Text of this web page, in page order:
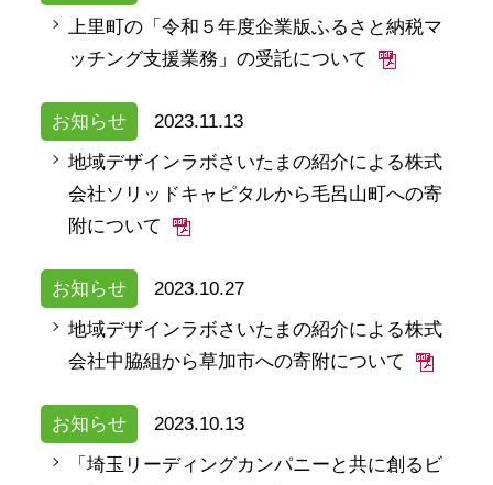
上里町の「令和５年度企業版ふるさと納税マ
ッチング支援業務」の受託について
お知らせ
2023.11.13
地域デザインラボさいたまの紹介による株式
会社ソリッドキャピタルから毛呂山町への寄
附について
お知らせ
2023.10.27
地域デザインラボさいたまの紹介による株式
会社中脇組から草加市への寄附について
お知らせ
2023.10.13
「埼玉リーディングカンパニーと共に創るビ